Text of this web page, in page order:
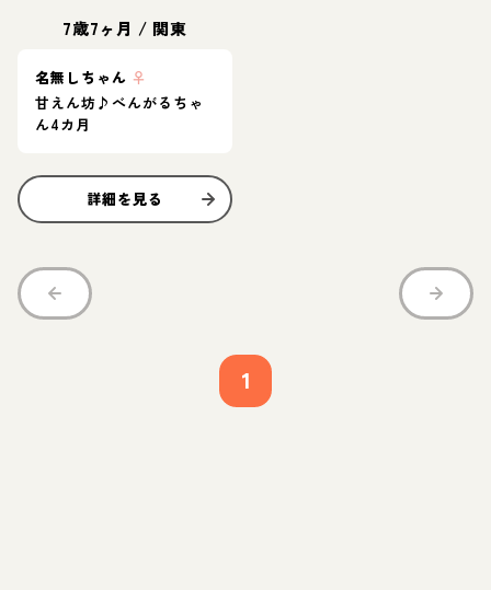
7歳7ヶ月 / 関東
名無しちゃん ♀
甘えん坊♪べんがるちゃ
ん4カ月
詳細を見る
1